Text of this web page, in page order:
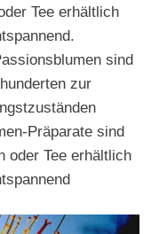
Tee erhältlich
sind
zur
Präparate sind
oder Tee erhältlich